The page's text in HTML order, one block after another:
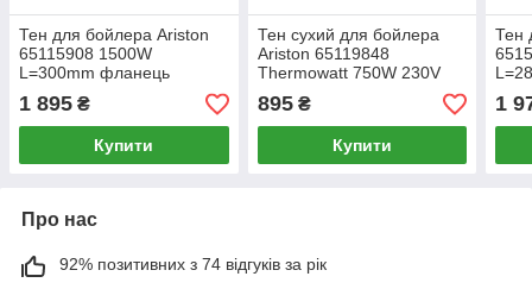
Тен для бойлера Ariston
65115908 1500W
L=300mm фланець
124mm (під анод M5)
1 895 ₴
Купити
Тен сухий для бойлера
Ariston 65119848
Thermowatt 750W 230V
L=350mm
895₴
Купити
Тен
1
Про нас
92% позитивних з 74 відгуків за рік